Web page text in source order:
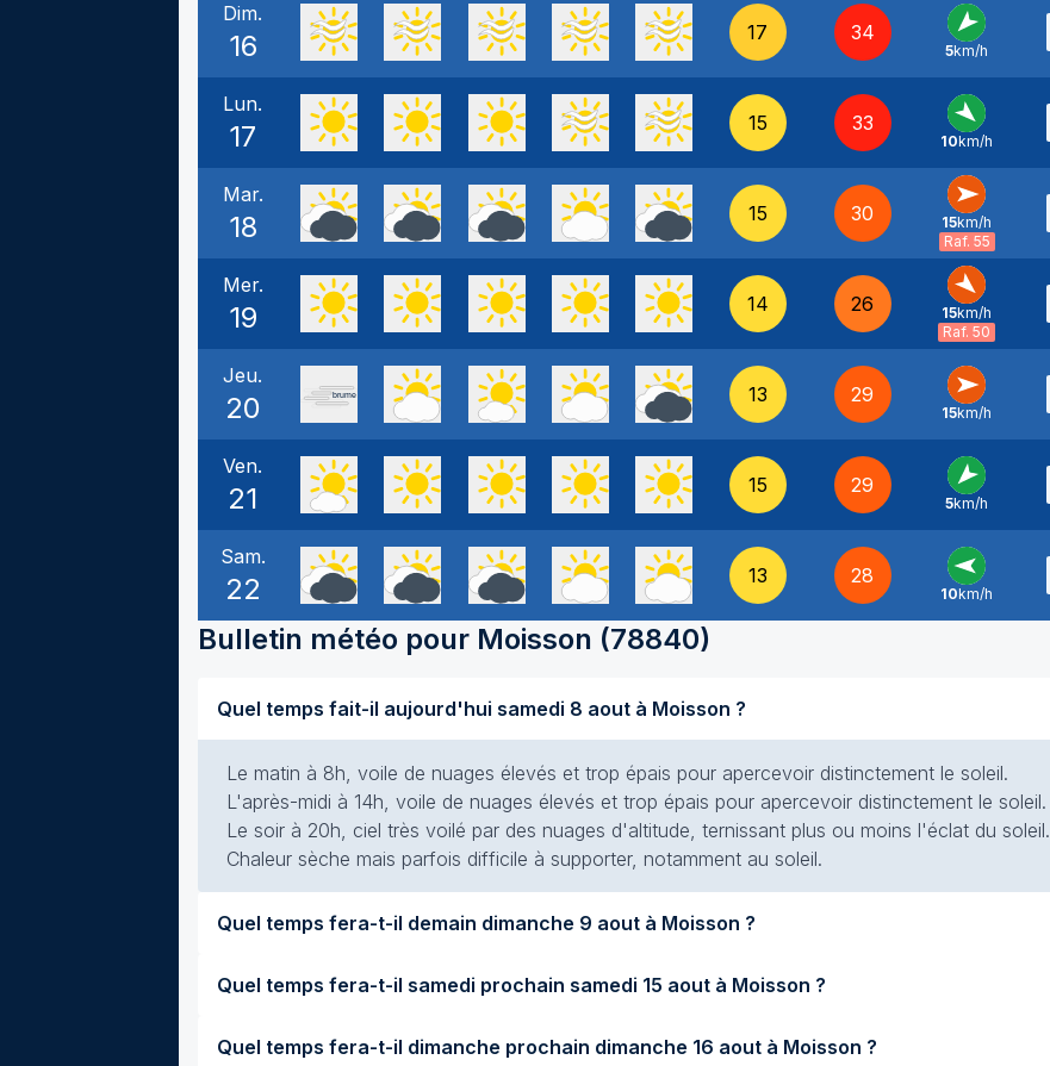
Dim.
16 17 34
NE
5km/h
Lun.
17 15 33
NO -
10km/h
Mar.
18 15 30
O -
15km/h
Raf. 55
Mer.
19 14 26
NO -
15km/h
Raf. 50
Jeu.
20 13 29
O -
15km/h
Ven.
21 15 29
NE
5km/h
Sam.
22 13 28
E -
10km/h
Bulletin météo pour Moisson (78840)
Quel temps fait-il aujourd'hui samedi 8 aout à Moisson ?
Le matin à 8h, voile de nuages élevés et trop épais pour apercevoir distinctement le soleil.
L'après-midi à 14h, voile de nuages élevés et trop épais pour apercevoir distinctement le soleil.
Le soir à 20h, ciel très voilé par des nuages d'altitude, ternissant plus ou moins l'éclat du soleil.
Chaleur sèche mais parfois difficile à supporter, notamment au soleil.
Quel temps fera-t-il demain dimanche 9 aout à Moisson ?
Quel temps fera-t-il samedi prochain samedi 15 aout à Moisson ?
Quel temps fera-t-il dimanche prochain dimanche 16 aout à Moisson ?